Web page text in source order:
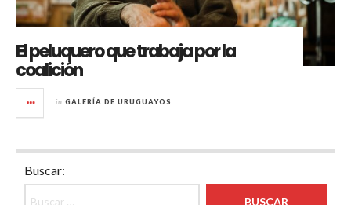
El peluquero que trabaja por la
coalición
in GALERÍA DE URUGUAYOS
Buscar: